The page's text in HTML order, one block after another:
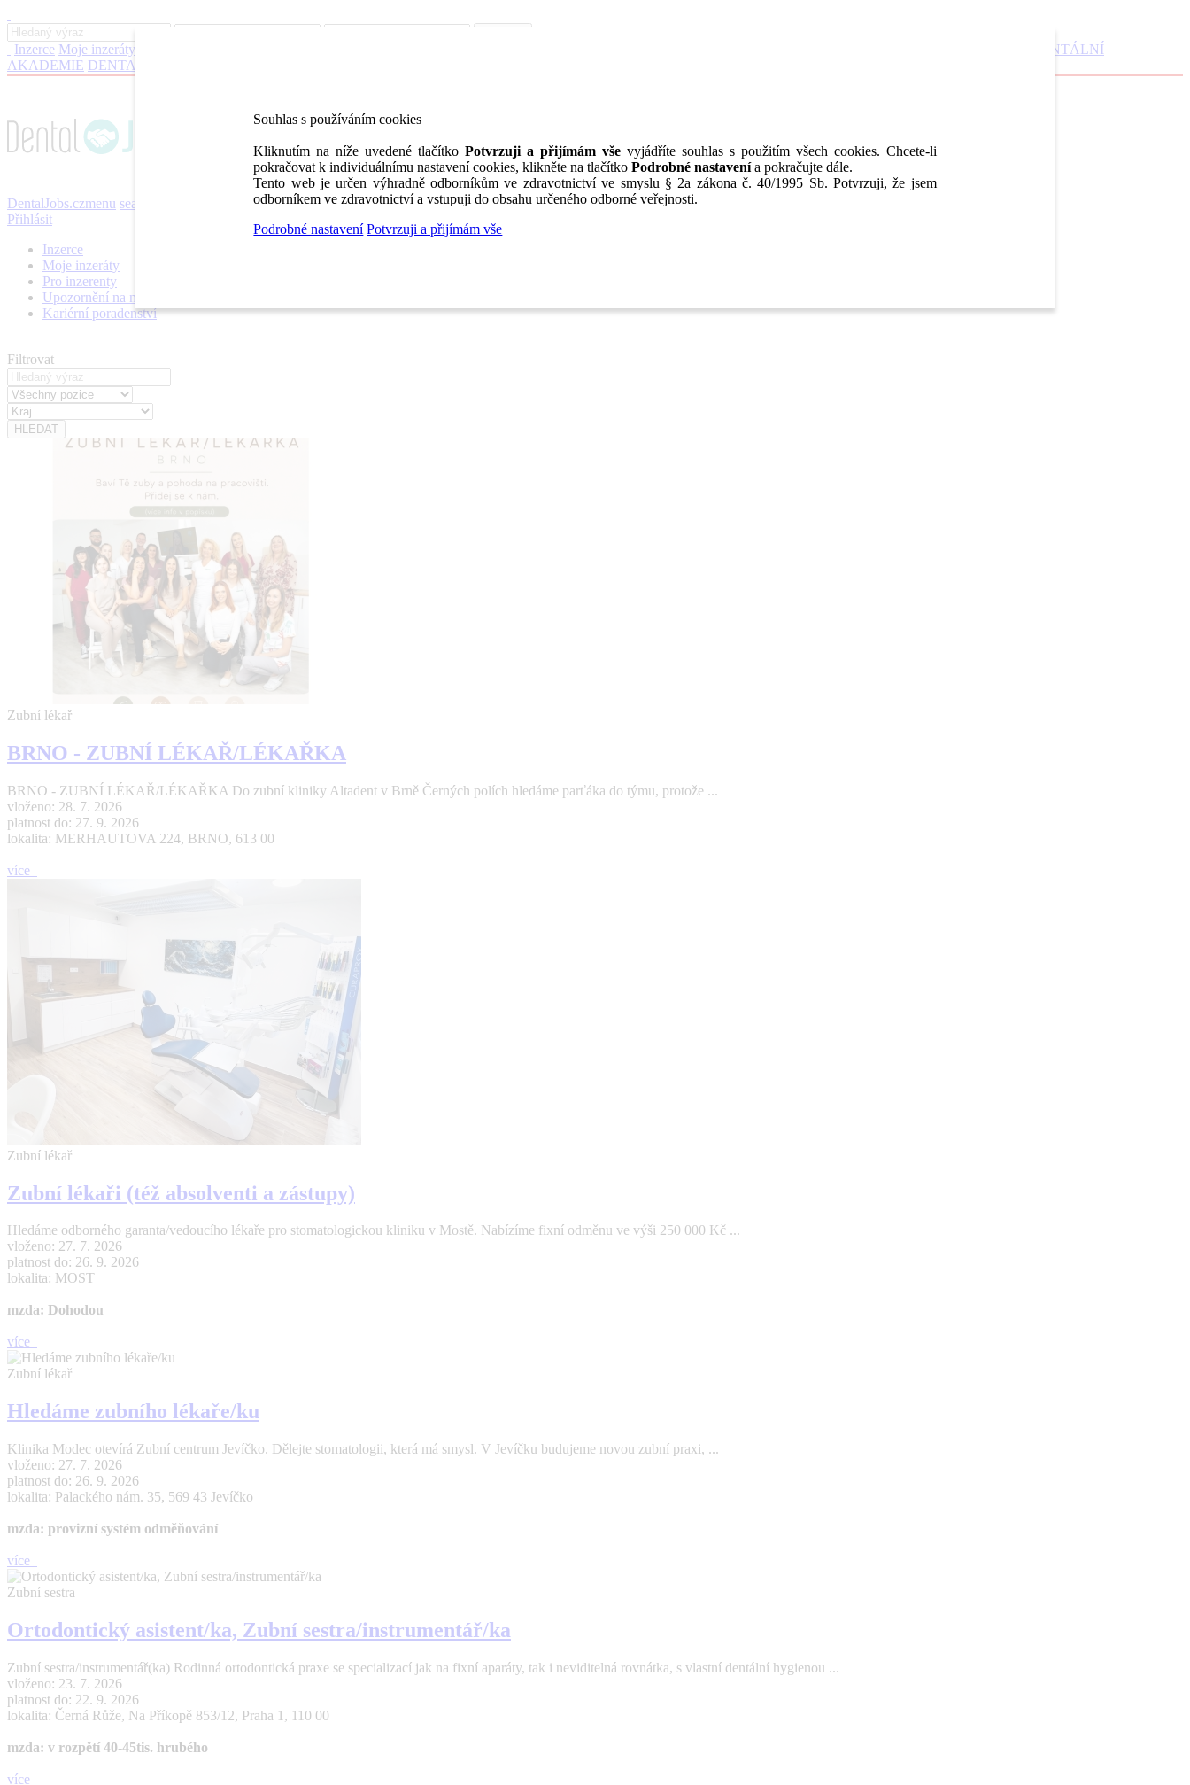
Inzerce Moje inzeráty
DENTÁLNÍ
AKADEMIE DENTAL BAZAR
DentalJobs.czmenu search
Přihlásit
Inzerce
Moje inzeráty
Pro inzerenty
Upozornění na nové pozice
Kariérní poradenství
Filtrovat
Zubní lékař
BRNO - ZUBNÍ LÉKAŘ/LÉKAŘKA
BRNO - ZUBNÍ LÉKAŘ/LÉKAŘKA Do zubní kliniky Altadent v Brně Černých polích hledáme parťáka do týmu, protože ...
vloženo: 28. 7. 2026
platnost do: 27. 9. 2026
lokalita: MERHAUTOVA 224, BRNO, 613 00
více
Zubní lékař
Zubní lékaři (též absolventi a zástupy)
Hledáme odborného garanta/vedoucího lékaře pro stomatologickou kliniku v Mostě. Nabízíme fixní odměnu ve výši 250 000 Kč ...
vloženo: 27. 7. 2026
platnost do: 26. 9. 2026
lokalita: MOST
mzda: Dohodou
více
Zubní lékař
Hledáme zubního lékaře/ku
Klinika Modec otevírá Zubní centrum Jevíčko. Dělejte stomatologii, která má smysl. V Jevíčku budujeme novou zubní praxi, ...
vloženo: 27. 7. 2026
platnost do: 26. 9. 2026
lokalita: Palackého nám. 35, 569 43 Jevíčko
mzda: provizní systém odměňování
více
Zubní sestra
Ortodontický asistent/ka, Zubní sestra/instrumentář/ka
Zubní sestra/instrumentář(ka) Rodinná ortodontická praxe se specializací jak na fixní aparáty, tak i neviditelná rovnátka, s vlastní dentální hygienou ...
vloženo: 23. 7. 2026
platnost do: 22. 9. 2026
lokalita: Černá Růže, Na Příkopě 853/12, Praha 1, 110 00
mzda: v rozpětí 40-45tis. hrubého
více
Souhlas s používáním cookies
Kliknutím na níže uvedené tlačítkoPotvrzuji a přijímám vše vyjádříte souhlas s použitím všech cookies. Chcete-li
pokračovat k individuálnímu nastavení cookies, klikněte na tlačítko Podrobné nastavenía pokračujte dále.
Tento web je určen výhradně odborníkům ve zdravotnictví ve smyslu § 2a zákona č. 40/1995 Sb. Potvrzuji, že jsem
odborníkem ve zdravotnictví a vstupuji do obsahu určeného odborné veřejnosti.
Podrobné nastavení Potvrzuji a přijímám vše